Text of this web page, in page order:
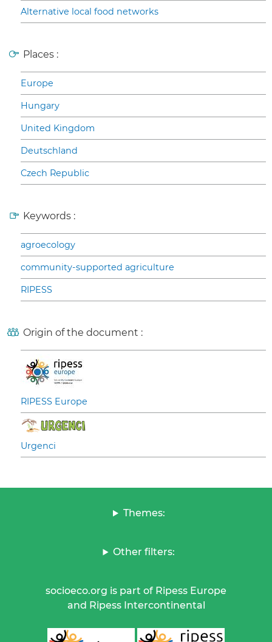
Alternative local food networks
Places :
Europe
Hungary
United Kingdom
Deutschland
Czech Republic
Keywords :
agroecology
community-supported agriculture
RIPESS
Origin of the document :
RIPESS Europe
Urgenci
Themes:
Other filters:
socioeco.org is part of Ripess Europe
and Ripess Intercontinental